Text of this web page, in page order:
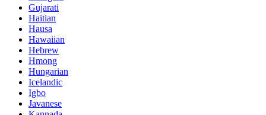
Gujarati
Haitian
Hausa
Hawaiian
Hebrew
Hmong
Hungarian
Icelandic
Igbo
Javanese